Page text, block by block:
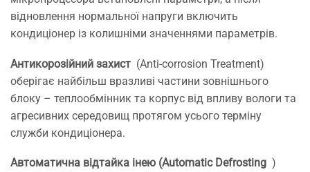
відновлення нормальної напруги включить
кондиціонер із колишніми значеннями параметрів.
Антикорозійний захист (Anti-corrosion Treatment)
оберігає найбільш вразливі частини зовнішнього
блоку – теплообмінник та корпус від впливу вологи та
агресивних середовищ протягом усього терміну
служби кондиціонера.
Автоматична відтайка інею (Automatic Defrosting )